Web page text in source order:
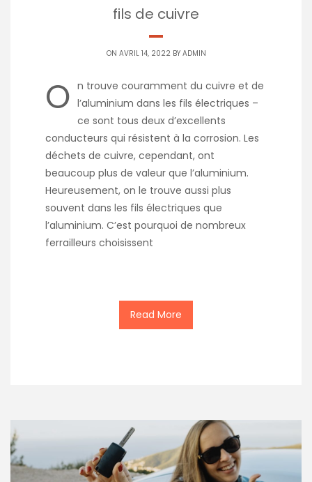
fils de cuivre
ON AVRIL 14, 2022 BY ADMIN
O n trouve couramment du cuivre et de
l’aluminium dans les fils électriques –
ce sont tous deux d’excellents
conducteurs qui résistent à la corrosion. Les
déchets de cuivre, cependant, ont
beaucoup plus de valeur que l’aluminium.
Heureusement, on le trouve aussi plus
souvent dans les fils électriques que
l’aluminium. C’est pourquoi de nombreux
ferrailleurs choisissent
Read More